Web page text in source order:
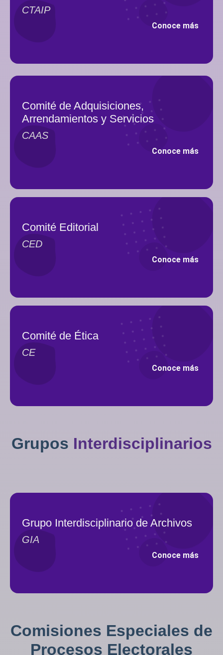
CTAIP
Conoce más
Comité de Adquisiciones,
Arrendamientos y Servicios
CAAS
Conoce más
Comité Editorial
CED
Conoce más
Comité de Ética
CE
Conoce más
Grupos Interdisciplinarios
Grupo Interdisciplinario de Archivos
GIA
Conoce más
Comisiones Especiales de
Procesos Electorales